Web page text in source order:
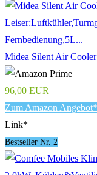
Midea Silent Air
96,00 EUR
Zum Amazon Angebot*
Link*
Bestseller Nr. 2